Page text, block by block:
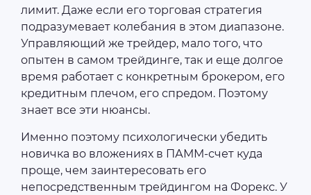
лимит. Даже если его торговая стратегия
подразумевает колебания в этом диапазоне.
Управляющий же трейдер, мало того, что
опытен в самом трейдинге, так и еще долгое
время работает с конкретным брокером, его
кредитным плечом, его спредом. Поэтому
знает все эти нюансы.
Именно поэтому психологически убедить
новичка во вложениях в ПАММ-счет куда
проще, чем заинтересовать его
непосредственным трейдингом на Форекс. У